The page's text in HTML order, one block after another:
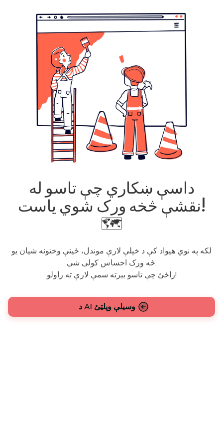
داسې ښکاري چې تاسو له
نقشې څخه ورک شوي یاست!
🗺️
لکه په نوي هیواد کې د خپلې لارې موندل، ځینې وختونه شیان یو
څه ورک احساس کولی شي.
راځئ چې تاسو بیرته سمې لارې ته راولو!
د AI وسیلې وپلټئ